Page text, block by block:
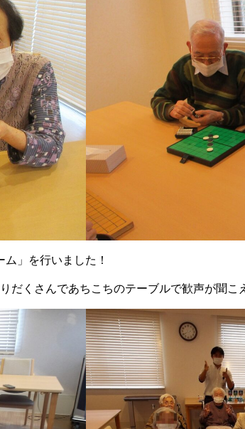
」を行いました！
だくさんであちこちのテーブルで歓声が聞こ